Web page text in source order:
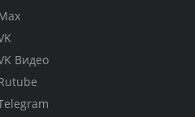
Видео